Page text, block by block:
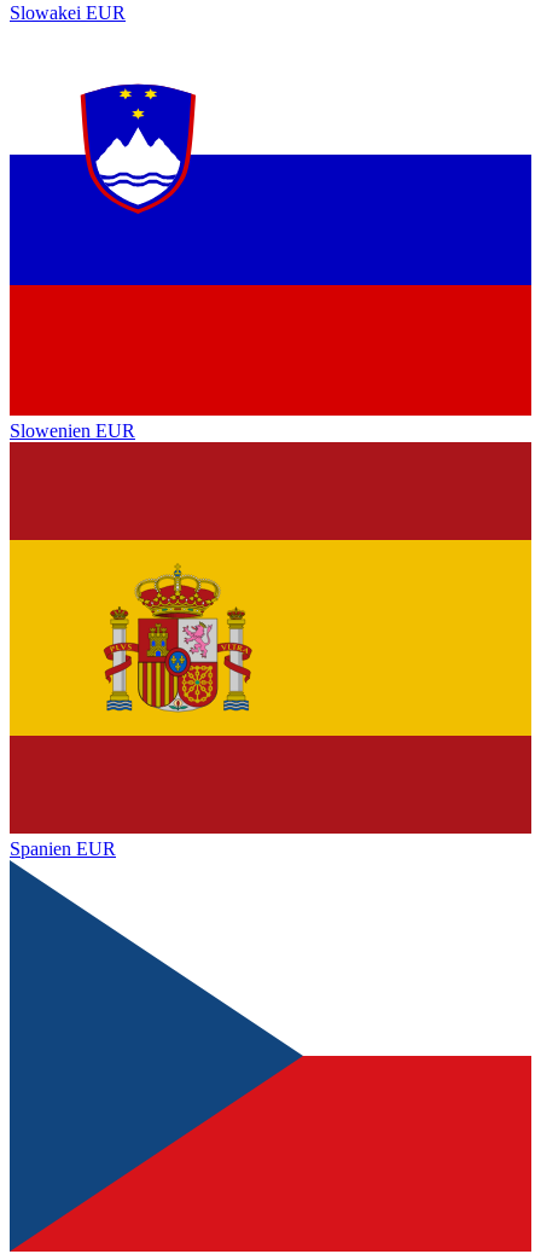
Slowakei EUR
Slowenien EUR
Spanien EUR